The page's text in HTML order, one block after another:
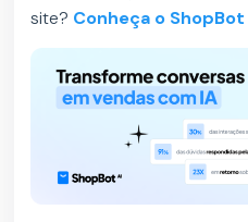
site? Conheça o